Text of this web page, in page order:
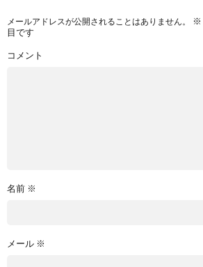
メールアドレスが公開されることはありません。 ※
目です
コメント
名前 ※
メール ※